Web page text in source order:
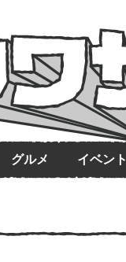
グルメ イベント